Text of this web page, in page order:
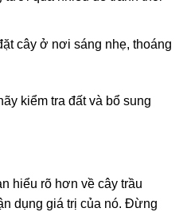
cây ở nơi sáng nhẹ, thoáng
kiểm tra đất và bổ sung
hiểu rõ hơn về cây trầu
dụng giá trị của nó. Đừng